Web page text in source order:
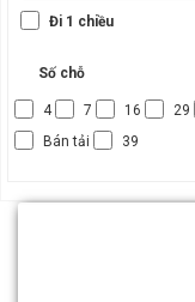
Đi 1 chiều
Số chỗ
4 7 16 29
Bán tải
39